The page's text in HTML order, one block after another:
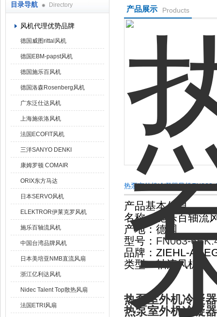
目录导航 Directory
风机代理优势品牌
德国威图rittal风机
德国EBM-papst风机
德国施乐百风机
德国洛森Rosenberg风机
广东泛仕达风机
上海施依洛风机
法国ECOFIT风机
三洋SANYO DENKI
康姆罗顿 COMAIR
ORIX东方马达
日本SERVO风机
ELEKTROR伊莱克罗风机
施乐百轴流风机
中国台湾品牌风机
日本美培亚NMB直流风扇
浙江亿利达风机
Nidec Talent Top散热风扇
法国ETRI风扇
产品展示 Products
热泵室外机冷凝器风机
产品基本信息
名称：施乐百轴流
产地：德国
型号： FN063-
品牌：ZIEHL-
类型：轴流风机
热泵室外机冷凝
热泵室外机冷凝